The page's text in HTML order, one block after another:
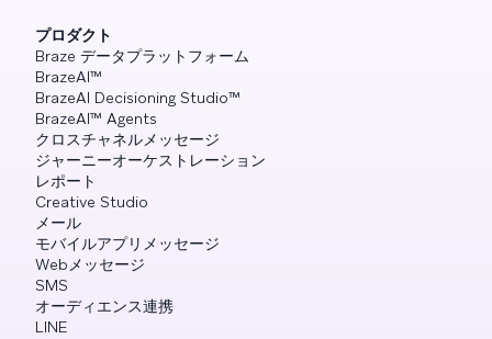
プロダクト
Braze データプラットフォーム
BrazeAI™
BrazeAI Decisioning Studio™
BrazeAI™ Agents
クロスチャネルメッセージ
ジャーニーオーケストレーション
レポート
Creative Studio
メール
モバイルアプリメッセージ
Webメッセージ
SMS
オーディエンス連携
LINE